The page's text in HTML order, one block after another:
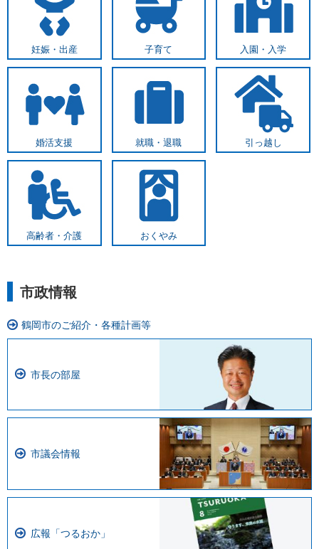
妊娠・出産 子育て 入園・入学
婚活支援 就職・退職 引っ越し
高齢者・介護 おくやみ
市政情報
鶴岡市のご紹介・各種計画等
市長の部屋
市議会情報
広報「つるおか」